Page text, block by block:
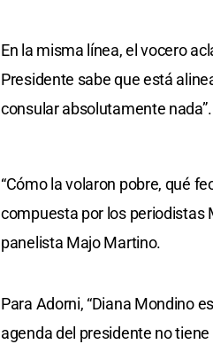
En la misma línea, el vocero
Presidente sabe que está
consular absolutamente nada”.
“Cómo la volaron pobre, qué
compuesta por los periodistas
panelista Majo Martino.
Para Adorni, “Diana Mondino
agenda del presidente no